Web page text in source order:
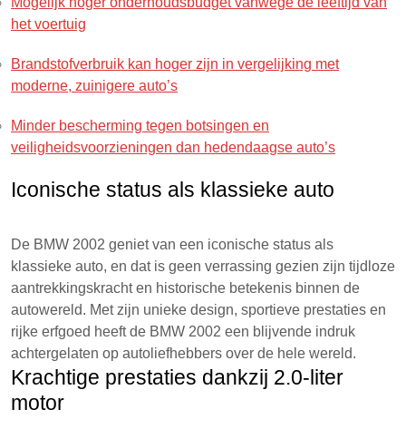
het voertuig
Brandstofverbruik kan hoger zijn in vergelijking met
moderne, zuinigere auto’s
Minder bescherming tegen botsingen en
veiligheidsvoorzieningen dan hedendaagse auto’s
Iconische status als klassieke auto
De BMW 2002 geniet van een iconische status als
klassieke auto, en dat is geen verrassing gezien zijn tijdloze
aantrekkingskracht en historische betekenis binnen de
autowereld. Met zijn unieke design, sportieve prestaties en
rijke erfgoed heeft de BMW 2002 een blijvende indruk
achtergelaten op autoliefhebbers over de hele wereld.
Krachtige prestaties dankzij 2.0-liter
motor